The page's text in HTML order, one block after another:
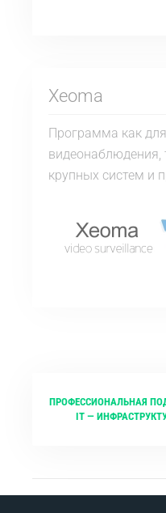
Xeoma
Программа как
видеонаблюдения,
крупных систем и
ПРОФЕССИОНАЛЬНАЯ
IT —